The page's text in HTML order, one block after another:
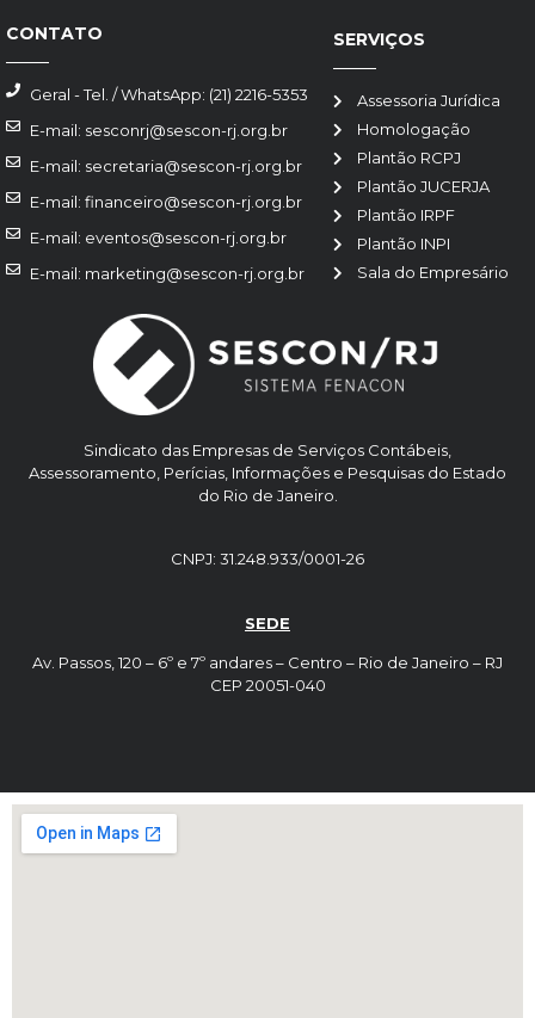
Sindicato das Empresas de Serviços Contábeis,
Assessoramento, Perícias, Informações e Pesquisas do Estado
do Rio de Janeiro.
CNPJ: 31.248.933/0001-26
SEDE
Av. Passos, 120 – 6º e 7º andares – Centro – Rio de Janeiro – RJ
CEP 20051-040
SERVIÇOS
Assessoria Jurídica
Homologação
Plantão RCPJ
Plantão JUCERJA
Plantão IRPF
Plantão INPI
Sala do Empresário
CONTATO
Geral - Tel. / WhatsApp: (21) 2216-5353
E-mail: sesconrj@sescon-rj.org.br
E-mail: secretaria@sescon-rj.org.br
E-mail: financeiro@sescon-rj.org.br
E-mail: eventos@sescon-rj.org.br
E-mail: marketing@sescon-rj.org.br